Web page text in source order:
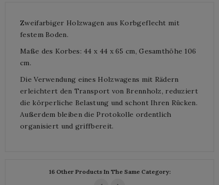
Zweifarbiger Holzwagen aus Korbgeflecht mit
festem Boden.
Maße des Korbes: 44 x 44 x 65 cm, Gesamthöhe 106
cm.
Die Verwendung eines Holzwagens mit Rädern
erleichtert den Transport von Brennholz, reduziert
die körperliche Belastung und schont Ihren Rücken.
Außerdem bleiben die Protokolle ordentlich
organisiert und griffbereit.
16 Other Products In The Same Category: